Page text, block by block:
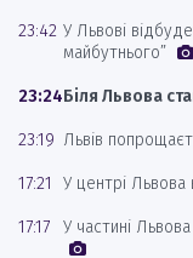
23:42 У Львові
майбутнього”
23:24Біля Львова
23:19 Львів
17:21 У центрі
17:17 У частині